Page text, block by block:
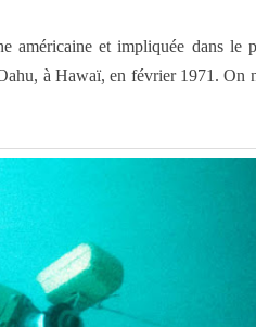
américaine et impliquée dans le
à Hawaï, en février 1971. On